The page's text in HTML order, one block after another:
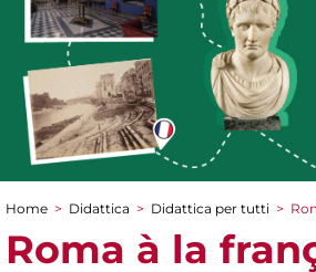
Tu sei qui
Home > Didattica > Didattica per tutti >
Roma à la